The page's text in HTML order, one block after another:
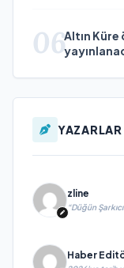
06Altın Küre
YAZARLAR
zline
“Düğün
Haber